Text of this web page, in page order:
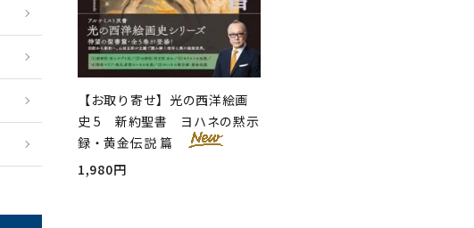
【お取り寄せ】光の西洋絵画
史 5 新約聖書 ヨハネの黙示
録・黄金伝説 篇
1,980円